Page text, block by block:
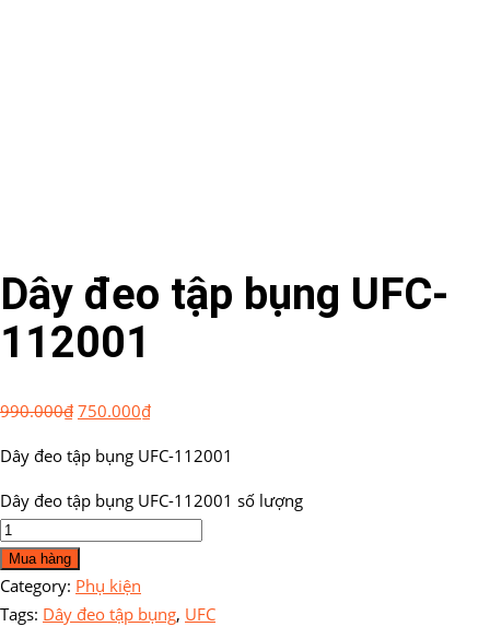
Dây đeo tập bụng UFC-
112001
990.000₫ 750.000₫
Dây đeo tập bụng UFC-112001
Dây đeo tập bụng UFC-112001 số lượng
Mua hàng
Category: Phụ kiện
Tags: Dây đeo tập bụng, UFC